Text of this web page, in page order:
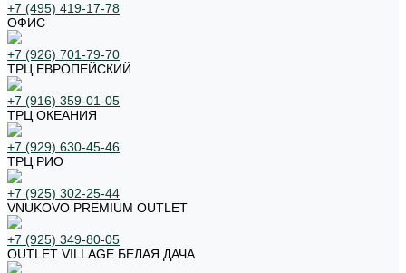
+7 (495) 419-17-78
ОФИС
+7 (926) 701-79-70
ТРЦ ЕВРОПЕЙСКИЙ
+7 (916) 359-01-05
ТРЦ ОКЕАНИЯ
+7 (929) 630-45-46
ТРЦ РИО
+7 (925) 302-25-44
VNUKOVO PREMIUM OUTLET
+7 (925) 349-80-05
OUTLET VILLAGE БЕЛАЯ ДАЧА